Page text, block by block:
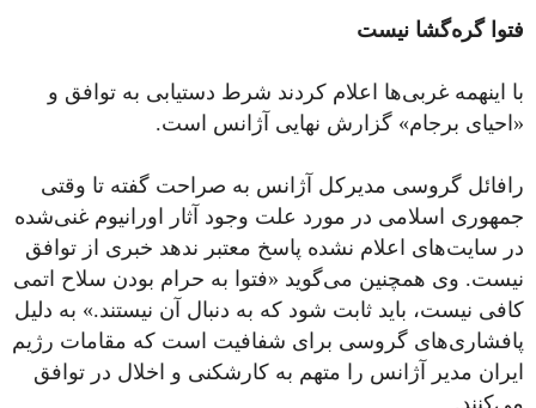
فتوا گره‌گشا نیست
با اینهمه غربی‌ها اعلام کردند شرط دستیابی به توافق و
«احیای برجام» گزارش نهایی آژانس است.
رافائل گروسی مدیرکل آژانس به صراحت گفته تا وقتی
جمهوری اسلامی در مورد علت وجود آثار اورانیوم غنی‌شده
در سایت‌های اعلام نشده پاسخ معتبر ندهد خبری از توافق
نیست. وی همچنین می‌گوید «فتوا به حرام بودن سلاح اتمی
کافی نیست، باید ثابت شود که به دنبال آن نیستند.» به دلیل
پافشاری‌های گروسی برای شفافیت است که مقامات رژیم
ایران مدیر آژانس را متهم به کارشکنی و اخلال در توافق
می‌کنند.